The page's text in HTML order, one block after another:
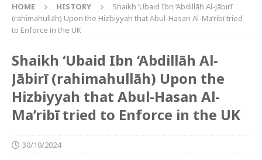
HOME HISTORY
Shaikh ‘Ubaid Ibn ‘Abdillāh Al-Jābirī
(rahimahullāh) Upon the Hizbiyyah that Abul-Hasan Al-Ma’ribī tried
to Enforce in the UK
Shaikh ‘Ubaid Ibn ‘Abdillāh Al-
Jābirī (rahimahullāh) Upon the
Hizbiyyah that Abul-Hasan Al-
Ma’ribī tried to Enforce in the UK
30/10/2024